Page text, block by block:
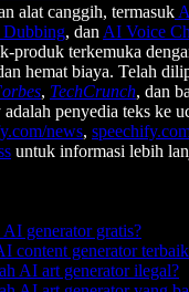
alat canggih, termasuk
, dan AI Voice
produk terkemuka
hemat biaya. Telah
, TechCrunch, dan
penyedia teks ke
news,
untuk informasi lebih
generator gratis?
content generator
AI art generator ilegal?